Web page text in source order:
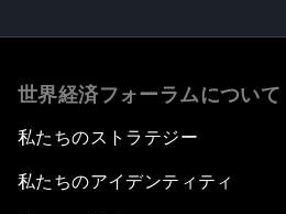
世界経済フォーラムについて
私たちのストラテジー
私たちのアイデンティティ